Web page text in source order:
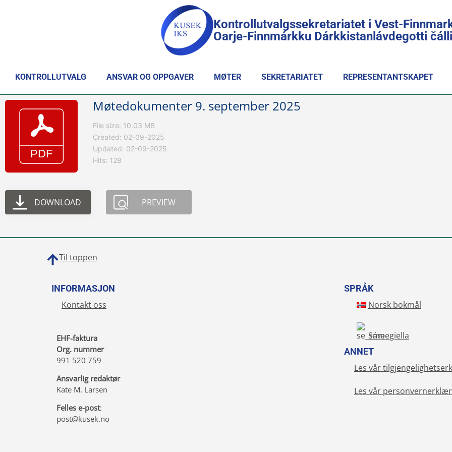
Kontrollutvalgssekretariatet i Vest-
Oarje-Finnmárkku Dárkkistanlávdegotti
KONTROLLUTVALG ANSVAR OG OPPGAVER MØTER SEKRETARIATET REPRESENTANTSKAPET
Møtedokumenter 9. september 2025
File size: 10.03 MB
Created: 02-09-2025
Updated: 02-09-2025
Hits: 128
DOWNLOAD PREVIEW
Til toppen
INFORMASJON
Kontakt oss
EHF-faktura
Org. nummer
991 520 759
Ansvarlig redaktør
Kate M. Larsen
Felles e-post:
post@kusek.no
SPRÅK
Norsk bokmål
Sámegiella
ANNET
Les vår
Les vår